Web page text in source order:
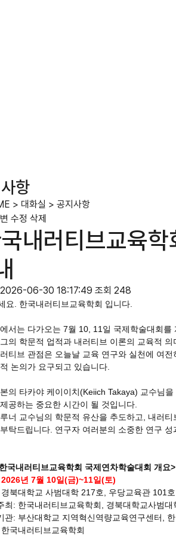
항
> 대화실 > 공지사항
수정 삭제
내러티브교육
2026-06-30 18:17:49 조회 248
요. 한국내러티브교육학회 입니다.
서는 다가오는 7월 10, 11일 국제학술대회
의 학문적 업적과 내러티브 이론의 교육적
티브 관점은 오늘날 교육 연구와 실천에 여
논의가 요구되고 있습니다.
의 타카야 케이이치(Keiich Takaya) 교수님
공하는 중요한 시간이 될 것입니다.
너 교수님의 학문적 유산을 추도하고, 내러
탁드립니다. 연구자 여러분의 소중한 연구
국내러티브교육학회 국제연차학술대회 개요>
2026년 7월 10일(금)~11일(토)
북대학교 사범대학 217호, 우당교육관 101호
최: 한국내러티브교육학회, 경북대학교사범
관: 부산대학교 지역혁신역량교육연구센터,
국내러티브교육학회